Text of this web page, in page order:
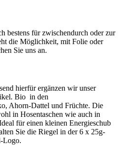
bestens für zwischendurch oder zur
die Möglichkeit, mit Folie oder
Sie uns an.
hierfür ergänzen wir unser
Bio in den
Ahorn-Dattel und Früchte. Die
in Hosentaschen wie auch in
für einen kleinen Energieschub
Sie die Riegel in der 6 x 25g-
Logo.